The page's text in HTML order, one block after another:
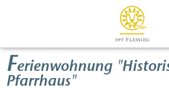
Ferienwohnung
Pfarrhaus"